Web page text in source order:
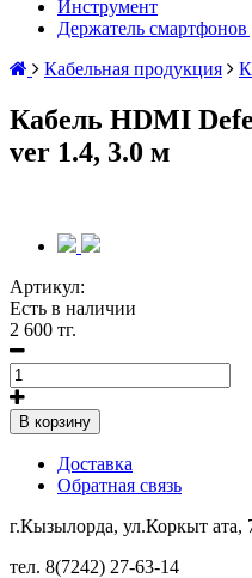
Инструмент
Держатель смартфонов
Кабельная продукция
Кабель HDMI
ver 1.4, 3.0 м
Артикул:
Есть в наличии
2 600 тг.
В корзину
Доставка
Обратная связь
г.Кызылорда, ул.Коркыт ата,
тел. 8(7242) 27-63-14